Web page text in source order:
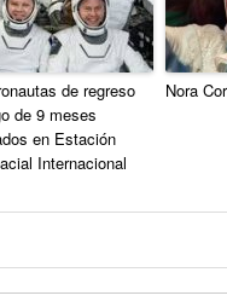
de regreso
de 9 meses
en Estación
Internacional
Nora